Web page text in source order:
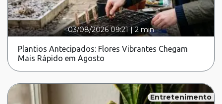
03/08/2026 09:21|2 min
Plantios Antecipados: Flores Vibrantes Chegam
Mais Rápido em Agosto
Entretenimento